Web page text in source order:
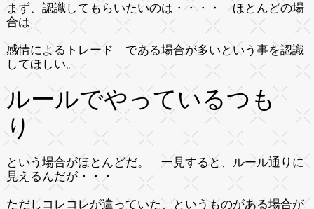
まず、認識してもらいたいのは・・・・ ほとんどの場
合は
感情によるトレード である場合が多いという事を認識
してほしい。
ルールでやっているつも
り
という場合がほとんどだ。 一見すると、ルール通りに
見えるんだが・・・
ただしコレコレが違っていた、というものがある場合が